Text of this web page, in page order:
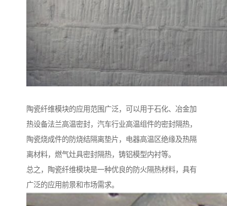
陶瓷纤维模块的应用范围广泛，可以用于石化、冶金加
热设备法兰高温密封，汽车行业高温组件的密封隔热，
陶瓷烧成件的防烧结隔离垫片，电器高温区绝缘及热隔
离材料，燃气灶具密封隔热，铸铝模型内衬等。
总之，陶瓷纤维模块是一种优良的防火隔热材料，具有
广泛的应用前景和市场需求。